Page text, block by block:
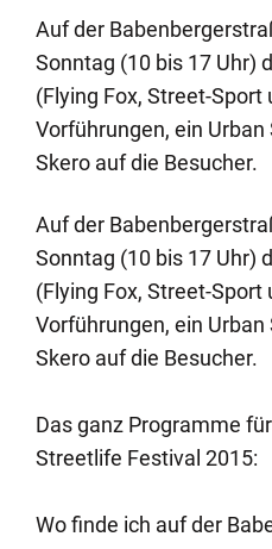
Auf der
Sonntag (10 bis 17 Uhr)
(Flying Fox, Street-
Vorführungen, ein
Skero auf die Besucher.
Auf der
Sonntag (10 bis 17 Uhr)
(Flying Fox, Street-
Vorführungen, ein
Skero auf die Besucher.
Das ganz Programme
Streetlife Festival 2015:
Wo finde ich auf der